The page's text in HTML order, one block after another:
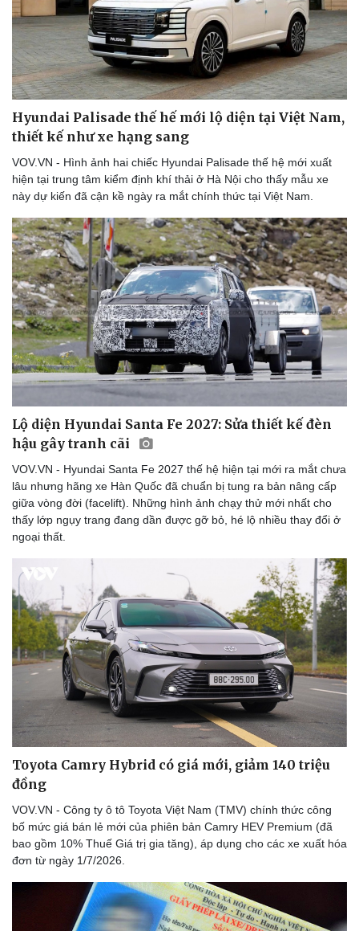
Hyundai Palisade thế hế mới lộ diện tại Việt Nam,
thiết kế như xe hạng sang
VOV.VN - Hình ảnh hai chiếc Hyundai Palisade thế hệ mới xuất
hiện tại trung tâm kiểm định khí thải ở Hà Nội cho thấy mẫu xe
này dự kiến đã cận kề ngày ra mắt chính thức tại Việt Nam.
Lộ diện Hyundai Santa Fe 2027: Sửa thiết kế đèn
hậu gây tranh cãi
VOV.VN - Hyundai Santa Fe 2027 thế hệ hiện tại mới ra mắt chưa
lâu nhưng hãng xe Hàn Quốc đã chuẩn bị tung ra bản nâng cấp
giữa vòng đời (facelift). Những hình ảnh chạy thử mới nhất cho
thấy lớp ngụy trang đang dần được gỡ bỏ, hé lộ nhiều thay đổi ở
ngoại thất.
Toyota Camry Hybrid có giá mới, giảm 140 triệu
đồng
VOV.VN - Công ty ô tô Toyota Việt Nam (TMV) chính thức công
bố mức giá bán lẻ mới của phiên bản Camry HEV Premium (đã
bao gồm 10% Thuế Giá trị gia tăng), áp dụng cho các xe xuất hóa
đơn từ ngày 1/7/2026.